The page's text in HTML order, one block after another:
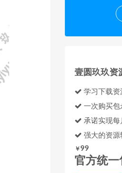
壹圆玖玖资
学习下载资
一次购买包
承诺实现每
强大的资源
￥99
官方统一